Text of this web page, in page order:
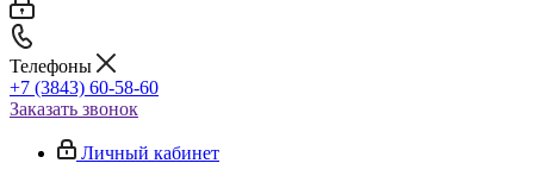
Телефоны
+7 (3843) 60-58-60
Заказать звонок
Личный кабинет